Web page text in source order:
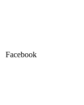
Facebook